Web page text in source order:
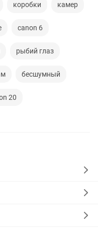
коробки камер
canon 6
рыбий глаз
бесшумный
20